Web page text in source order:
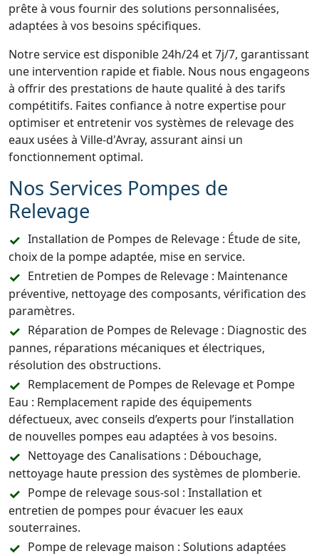
prête à vous fournir des solutions personnalisées,
adaptées à vos besoins spécifiques.
Notre service est disponible 24h/24 et 7j/7, garantissant
une intervention rapide et fiable. Nous nous engageons
à offrir des prestations de haute qualité à des tarifs
compétitifs. Faites confiance à notre expertise pour
optimiser et entretenir vos systèmes de relevage des
eaux usées à Ville-d'Avray, assurant ainsi un
fonctionnement optimal.
Nos Services Pompes de
Relevage
Installation de Pompes de Relevage : Étude de site,
choix de la pompe adaptée, mise en service.
Entretien de Pompes de Relevage : Maintenance
préventive, nettoyage des composants, vérification des
paramètres.
Réparation de Pompes de Relevage : Diagnostic des
pannes, réparations mécaniques et électriques,
résolution des obstructions.
Remplacement de Pompes de Relevage et Pompe
Eau : Remplacement rapide des équipements
défectueux, avec conseils d’experts pour l’installation
de nouvelles pompes eau adaptées à vos besoins.
Nettoyage des Canalisations : Débouchage,
nettoyage haute pression des systèmes de plomberie.
Pompe de relevage sous-sol : Installation et
entretien de pompes pour évacuer les eaux
souterraines.
Pompe de relevage maison : Solutions adaptées